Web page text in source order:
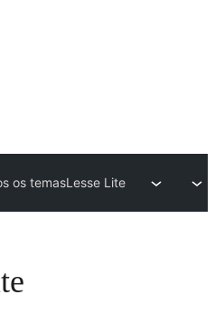
os temasLesse Lite